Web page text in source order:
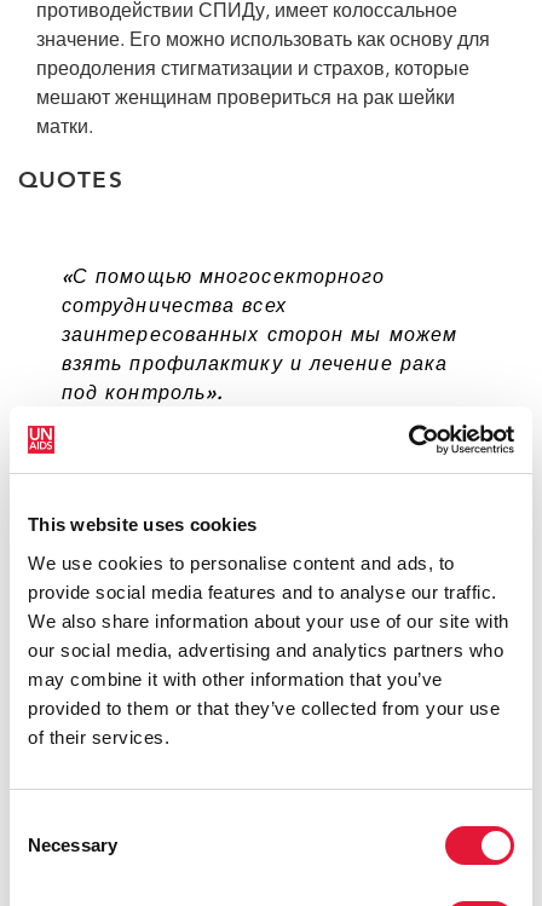
This website uses cookies
We use cookies to personalise content and ads, to
provide social media features and to analyse our traffic.
We also share information about your use of our site with
our social media, advertising and analytics partners who
may combine it with other information that you’ve
provided to them or that they’ve collected from your use
of their services.
Selection
Necessary
противодействии СПИДу, имеет колоссальное
значение. Его можно использовать как основу для
преодоления стигматизации и страхов, которые
мешают женщинам провериться на рак шейки
матки.
QUOTES
«С помощью многосекторного
сотрудничества всех
заинтересованных сторон мы можем
взять профилактику и лечение рака
под контроль».
РОМЕН ТЕСФАИ, ПЕРВАЯ ЛЕДИ ЭФИОПИИ
«В своей работе партнеры будут
основываться на успехах,
достигнутых за последнее
десятилетие в противодействии ВИЧ
и СПИДу».
КЕСЕТЕБИРХАН АДМАСУ, МИНИСТР
ЗДРАВООХРАНЕНИЯ ЭФИОПИИ
"Розовая лента — красная лента"